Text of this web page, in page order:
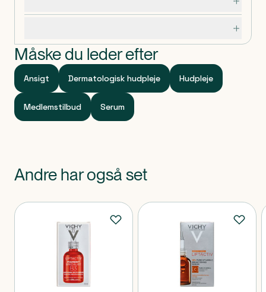
-Peptider: Disse kraftfulde molekyler stimulerer
cellefornyelsen og reducerer aldringstegn forårsaget
af kollagentab.
-Co-bonding teknologi [Rhamnose + Peptider +
Maitake]: En unik kombination, der booster hud
påvirket af kollagentab og dets bindinger.
Måske du leder efter
Ansigt Dermatologisk hudpleje Hudpleje
Medlemstilbud Serum
Andre har også set
Produkter